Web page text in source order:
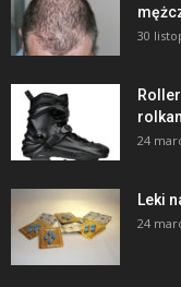
30
24
Leki
24